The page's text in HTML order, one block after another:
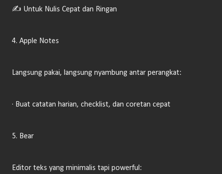
✍️ Untuk Nulis Cepat dan Ringan
4. Apple Notes
Langsung pakai, langsung nyambung antar perangkat:
· Buat catatan harian, checklist, dan coretan cepat
5. Bear
Editor teks yang minimalis tapi powerful: